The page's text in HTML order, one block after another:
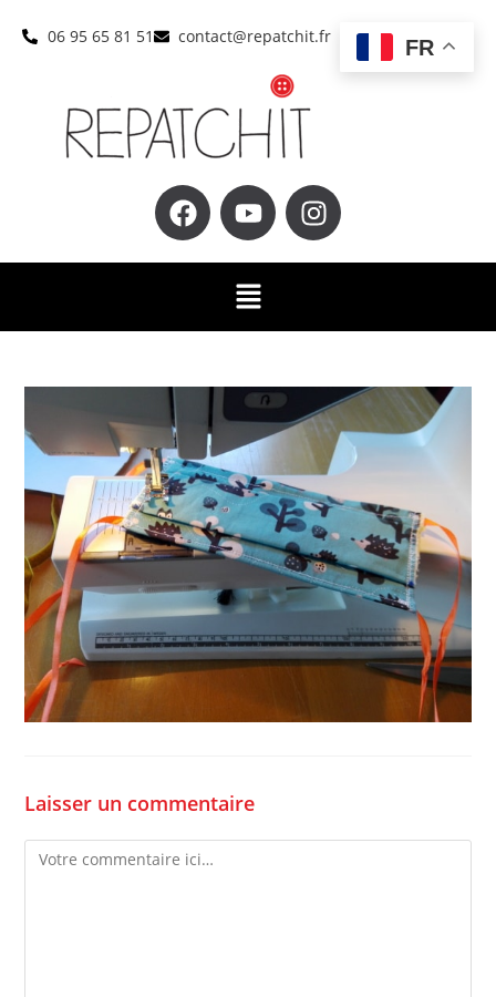
06 95 65 81 51 contact@repatchit.fr
Laisser un commentaire
FR